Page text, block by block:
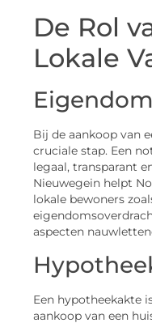
De Rol
Lokale
Bij de aankoop van
cruciale stap. Een
legaal, transparant
Nieuwegein helpt
lokale bewoners
aspecten
Een hypotheekakte
aankoop van een